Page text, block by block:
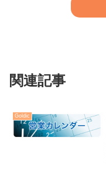
関連記事
Goldic